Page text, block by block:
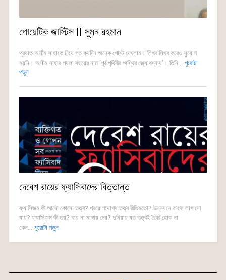
পোয়েটিক জাস্টিস || সুমন রহমান
প্রয়াত অসীম সাহাকে নিয়ে গত কয়দিন অনেক পোস্ট দেখলাম। লিখব লিখব করেও সুযোগ
হয়নি। অসীম সাহার পয়লা বইয়ের নাম ‘পূর্ব পৃথিবীর অস্থির জ্যোৎস্নায়’। তিনি... পুরোটা
পড়ুন
দেবেশ রায়ের ফ্যাসিবাদের বিত্তান্ত
ফ্যাসিজম কী আদৌ কোনো তত্ত্ব? প্রয়োগযোগ্য তত্ত্ব রীতিমতো? উন্নয়নে কাজে লাগানো
যায়? ফ্যাসিজম কী তয়? খায় না মাথায় দেয়? দুনিয়ায় যত তত্ত্বই তৈরি হোক না
কেন... পুরোটা পড়ুন